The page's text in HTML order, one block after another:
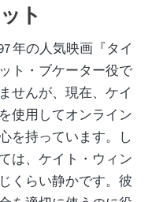
ト
年の人気映画『タイ
ト・ブケーター役で
せんが、現在、ケイ
使用してオンライン
を持っています。し
は、ケイト・ウィン
くらい静かです。彼